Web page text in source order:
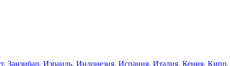
, Занзибар, Израиль, Индонезия, Испания, Италия, Кения, Кипр,